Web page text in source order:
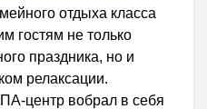
отдыха класса
гостям не только
праздника, но и
релаксации.
центр вобрал в себя